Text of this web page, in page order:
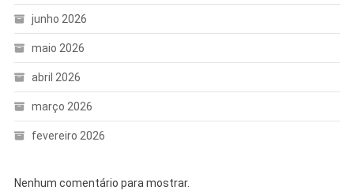
junho 2026
maio 2026
abril 2026
março 2026
fevereiro 2026
Nenhum comentário para mostrar.